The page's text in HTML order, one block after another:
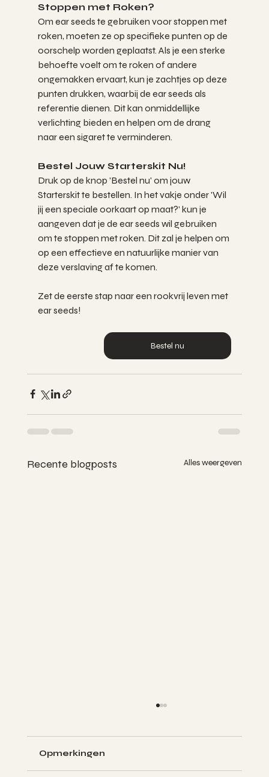
Stoppen met Roken?
Om ear seeds te gebruiken voor stoppen met
roken, moeten ze op specifieke punten op de
oorschelp worden geplaatst. Als je een sterke
behoefte voelt om te roken of andere
ongemakken ervaart, kun je zachtjes op deze
punten drukken, waarbij de ear seeds als
referentie dienen. Dit kan onmiddellijke
verlichting bieden en helpen om de drang
naar een sigaret te verminderen.
Bestel Jouw Starterskit Nu!
Druk op de knop 'Bestel nu' om jouw
Starterskit te bestellen. In het vakje onder 'Wil
jij een speciale oorkaart op maat?' kun je
aangeven dat je de ear seeds wil gebruiken
om te stoppen met roken. Dit zal je helpen om
op een effectieve en natuurlijke manier van
deze verslaving af te komen.
Zet de eerste stap naar een rookvrij leven met
ear seeds!
Bestel nu
Recente blogposts Alles weergeven
Opmerkingen